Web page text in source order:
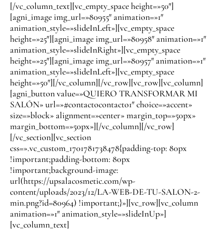
[/vc_column_text][vc_empty_space height=»50″]
[agni_image img_url=»80955″ animation=»1″
animation_style=»slideInLeft»][vc_empty_space
height=»25″][agni_image img_url=»80958″ animation=»1″
animation_style=»slideInRight»][vc_empty_space
height=»25″][agni_image img_url=»80957″ animation=»1″
animation_style=»slideInLeft»][vc_empty_space
height=»50″][/vc_column][/vc_row][vc_row][vc_column]
[agni_button value=»QUIERO TRANSFORMAR MI
SALÓN» url=»#contactocontacto1″ choice=»accent»
size=»block» alignment=»center» margin_top=»50px»
margin_bottom=»50px»][/vc_column][/vc_row]
[/vc_section][vc_section
css=».vc_custom_1701781738478{padding-top: 80px
!important;padding-bottom: 80px
!important;background-image:
url(https://upsalacosmetic.com/wp-
content/uploads/2023/12/LA-WEB-DE-TU-SALON-2-
min.png?id=80964) !important;}»][vc_row][vc_column
animation=»1″ animation_style=»slideInUp»]
[vc_column_text]